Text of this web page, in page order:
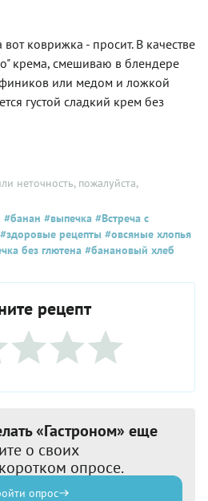
коврижка - просит. В качестве
крема, смешиваю в блендере
или медом и ложкой
густой сладкий крем без
неточность, пожалуйста,
#банан #выпечка #Встреча с
#здоровые рецепты #овсяные хлопья
без глютена #банановый хлеб
рецепт
«Гастроном» еще
о своих
опросе.
опрос